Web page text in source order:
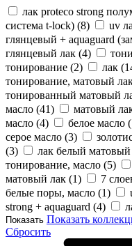
лак proteco strong
система t-lock) (8) uv
глянцевый + aquaguard
глянцевый лак (4)
тонирование (2) лак (
тонирование, матовый
тонированный матовый
масло (41) матовый
масло (4) белое масло (
серое масло (3)
(3) лак белый
тонирование, масло (5)
матовый лак (1) 7
белые поры, масло (1)
strong + aquaguard (4)
Показать Показать
Сбросить